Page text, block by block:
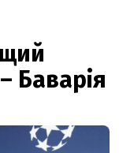
Баварія